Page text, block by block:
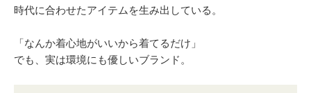
時代に合わせたアイテムを生み出している。
「なんか着心地がいいから着てるだけ」
でも、実は環境にも優しいブランド。